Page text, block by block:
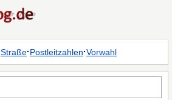
Straße·Postleitzahlen·Vorwahl